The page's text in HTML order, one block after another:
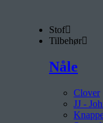
Stof
Tilbehør
Nåle
Clover
JJ -